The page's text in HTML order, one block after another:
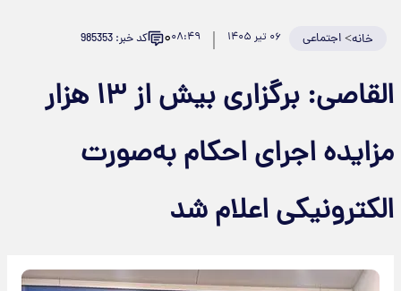
خانه>اجتماعی ۰۶ تیر ۱۴۰۵ ۰۸:۴۹۰ کد خبر: 985353
القاصی: برگزاری بیش از ۱۳ هزار
اجرای احکام به‌صورت
اعلام شد